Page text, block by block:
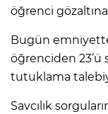
öğrenci gözaltına
Bugün
öğrenciden 23’ü
tutuklama
Savcılık